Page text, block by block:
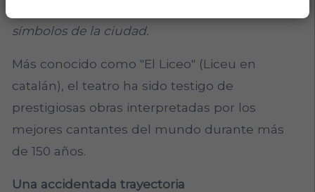
símbolos de la ciudad.
Más conocido como "El Liceo" (Liceu en
catalán), el teatro ha sido testigo de
prestigiosas obras interpretadas por los
mejores cantantes del mundo durante más
de 150 años.
Una accidentada trayectoria